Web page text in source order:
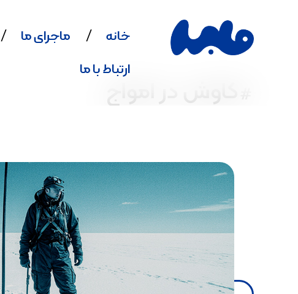
خانه ماجرای ما
ارتباط با ما